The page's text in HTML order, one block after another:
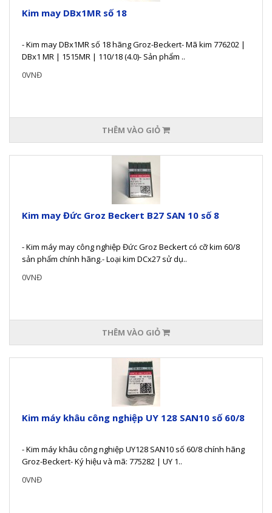
Kim may DBx1MR số 18
- Kim may DBx1MR số 18 hãng Groz-Beckert- Mã kim 776202 |
DBx1 MR | 1515MR | 110/18 (4.0)- Sản phẩm ..
0VNĐ
THÊM VÀO GIỎ
Kim may Đức Groz Beckert B27 SAN 10 số 8
- Kim máy may công nghiệp Đức Groz Beckert có cỡ kim 60/8
sản phẩm chính hãng.- Loại kim DCx27 sử dụ..
0VNĐ
THÊM VÀO GIỎ
Kim máy khâu công nghiệp UY 128 SAN10 số 60/8
- Kim máy khâu công nghiệp UY128 SAN10 số 60/8 chính hãng
Groz-Beckert- Ký hiệu và mã: 775282 | UY 1..
0VNĐ